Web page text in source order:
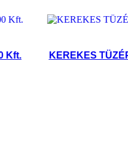
KEREKES TÜZÉP Kft.